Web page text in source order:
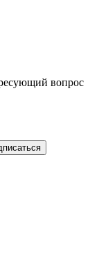
вопрос